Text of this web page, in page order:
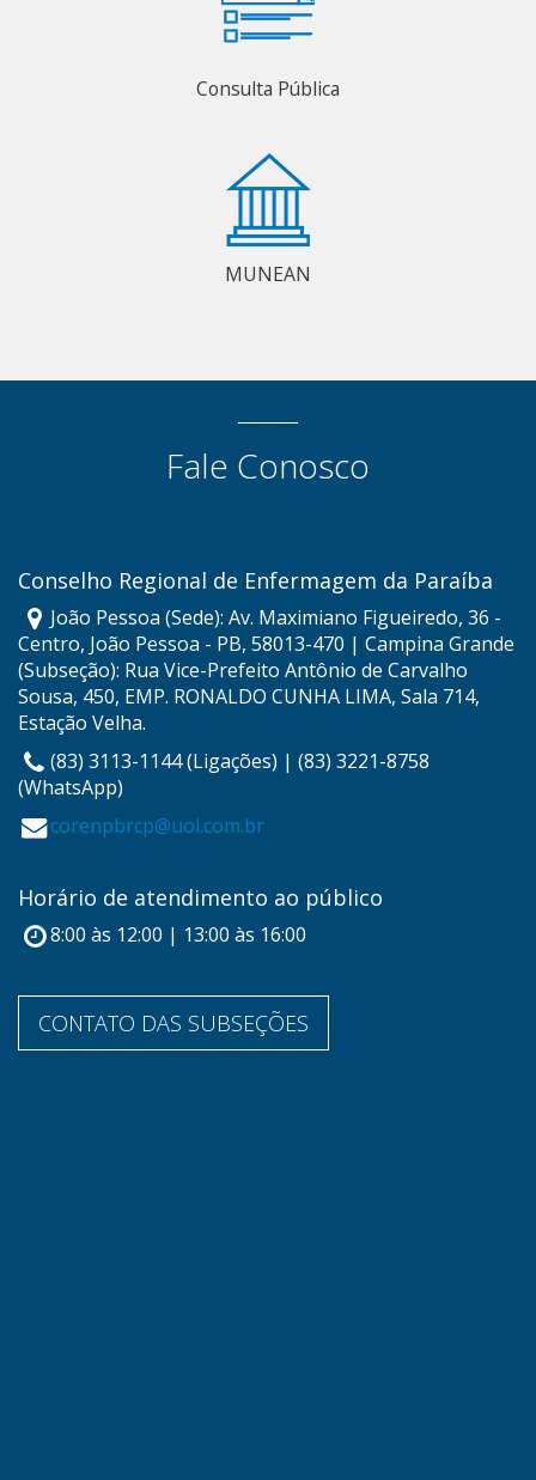
Consulta Pública
MUNEAN
Fale Conosco
Conselho Regional de Enfermagem da Paraíba
João Pessoa (Sede): Av. Maximiano Figueiredo, 36 -
Centro, João Pessoa - PB, 58013-470 | Campina Grande
(Subseção): Rua Vice-Prefeito Antônio de Carvalho
Sousa, 450, EMP. RONALDO CUNHA LIMA, Sala 714,
Estação Velha.
(83) 3113-1144 (Ligações) | (83) 3221-8758
(WhatsApp)
corenpbrcp@uol.com.br
Horário de atendimento ao público
8:00 às 12:00 | 13:00 às 16:00
CONTATO DAS SUBSEÇÕES